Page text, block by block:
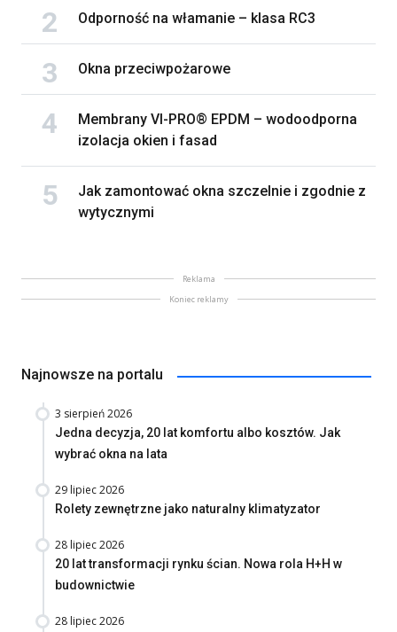
Odporność na włamanie – klasa RC3
Okna przeciwpożarowe
Membrany VI-PRO® EPDM – wodoodporna
izolacja okien i fasad
Jak zamontować okna szczelnie i zgodnie z
wytycznymi
Reklama
Koniec reklamy
Najnowsze na portalu
3 sierpień 2026
Jedna decyzja, 20 lat komfortu albo kosztów. Jak
wybrać okna na lata
29 lipiec 2026
Rolety zewnętrzne jako naturalny klimatyzator
28 lipiec 2026
20 lat transformacji rynku ścian. Nowa rola H+H w
budownictwie
28 lipiec 2026